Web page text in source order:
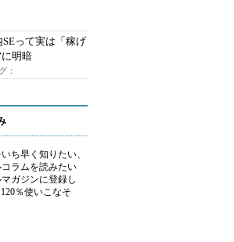
って実は「稼げ
明暗
：
ち早く知りたい、
ラムを読みたい
ガジンに登録し
％使いこなそ